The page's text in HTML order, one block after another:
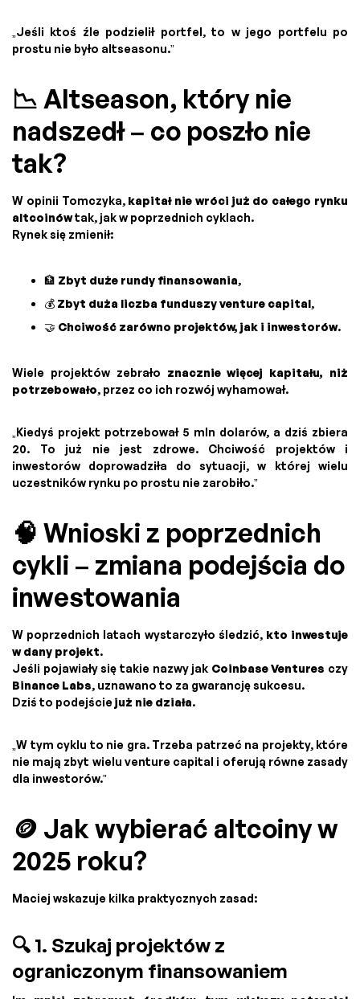
„Jeśli ktoś źle podzielił portfel, to w jego portfelu po
prostu nie było altseasonu.”
📉 Altseason, który nie
nadszedł – co poszło nie
tak?
W opinii Tomczyka, kapitał nie wróci już do całego rynku
altcoinówtak, jak w poprzednich cyklach.
Rynek się zmienił:
🏦 Zbyt duże rundy finansowania,
💰 Zbyt duża liczba funduszy venture capital,
🤝 Chciwość zarówno projektów, jak i inwestorów.
Wiele projektów zebrało znacznie więcej kapitału, niż
potrzebowało, przez co ich rozwój wyhamował.
„Kiedyś projekt potrzebował 5 mln dolarów, a dziś zbiera
20. To już nie jest zdrowe. Chciwość projektów i
inwestorów doprowadziła do sytuacji, w której wielu
uczestników rynku po prostu nie zarobiło.”
🧠 Wnioski z poprzednich
cykli – zmiana podejścia do
inwestowania
W poprzednich latach wystarczyło śledzić, kto inwestuje
w dany projekt.
Jeśli pojawiały się takie nazwy jak Coinbase Ventures czy
Binance Labs, uznawano to za gwarancję sukcesu.
Dziś to podejście już nie działa.
„W tym cyklu to nie gra. Trzeba patrzeć na projekty, które
nie mają zbyt wielu venture capital i oferują równe zasady
dla inwestorów.”
🪙 Jak wybierać altcoiny w
2025 roku?
Maciej wskazuje kilka praktycznych zasad:
🔍 1. Szukaj projektów z
ograniczonym finansowaniem